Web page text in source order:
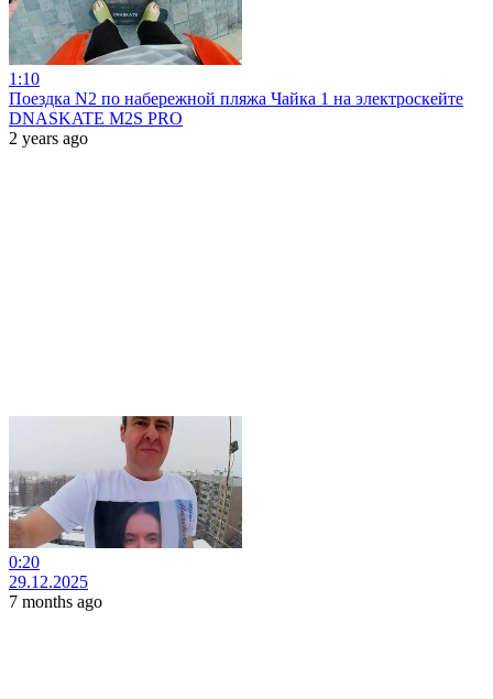
1:10
Поездка N2 по набережной пляжа Чайка 1 на электроскейте
DNASKATE M2S PRO
2 years ago
0:20
29.12.2025
7 months ago